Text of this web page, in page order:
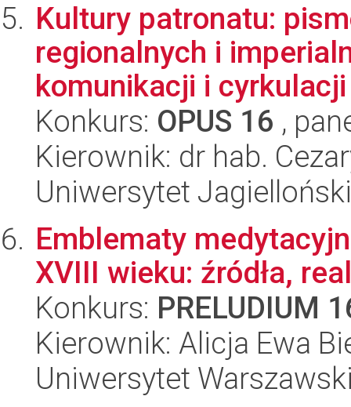
Kultury patronatu:
regionalnych i
komunikacji i
Konkurs: OPUS 16 ,
Kierownik: dr hab.
Uniwersytet
Emblematy
XVIII wieku: źródła,
Konkurs: PRELUDIUM
Kierownik: Alicja Ewa
Uniwersytet